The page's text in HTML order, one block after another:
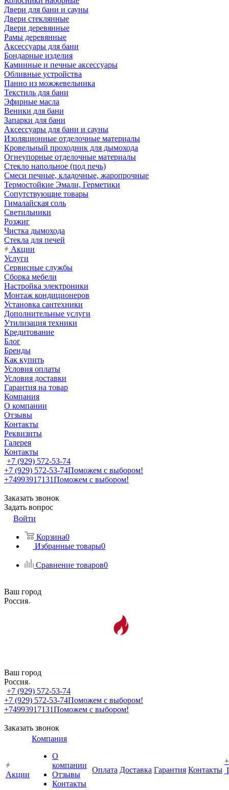
Двери для бани и сауны
Двери стеклянные
Двери деревянные
Рамы деревянные
Аксессуары для бани
Бондарные изделия
Каминные и печные аксессуары
Обливные устройства
Панно из можжевельника
Текстиль для бани
Эфирные масла
Веники для бани
Запарки для бани
Аксессуары для бани и сауны
Изоляционные отделочные материалы
Кровельный проходник для дымохода
Огнеупорные отделочные материалы
Стекло напольное (под печь)
Смеси печные, кладочные, жаропрочные
Термостойкие Эмали, Герметики
Сопутствующие товары
Гималайская соль
Светильники
Розжиг
Чистка дымохода
Стекла для печей
Акции
Услуги
Сервисные службы
Сборка мебели
Настройка электроники
Монтаж кондиционеров
Установка сантехники
Дополнительные услуги
Утилизация техники
Кредитование
Блог
Бренды
Как купить
Условия оплаты
Условия доставки
Гарантия на товар
Компания
О компании
Отзывы
Контакты
Реквизиты
Галерея
Контакты
+7 (929) 572-53-74
+7 (929) 572-53-74Поможем с выбором!
+74993917131Поможем с выбором!
Заказать звонок
Задать вопрос
Войти
Корзина0
Избранные товары0
Сравнение товаров0
Ваш город
Россия
Ваш город
Россия
+7 (929) 572-53-74
+7 (929) 572-53-74Поможем с выбором!
+74993917131Поможем с выбором!
Заказать звонок
Акции
Компания
О
компании
Отзывы
Контакты
Оплата Доставка Гарантия Контакты
+